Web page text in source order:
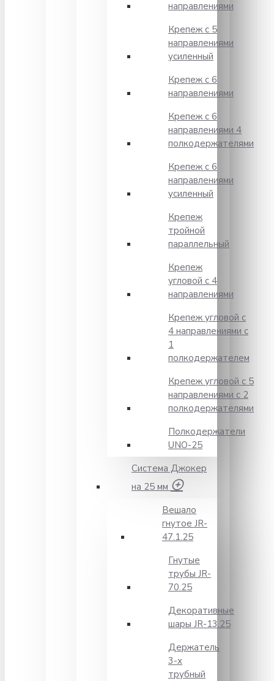
направлениями
Крепеж с 5
направлениями
усиленный
Крепеж с 6
направлениями
Крепеж с 6
направлениями 4
полкодержателями
Крепеж с 6
направлениями
усиленный
Крепеж
тройной
параллельный
Крепеж
угловой с 4
направлениями
Крепеж угловой с
4 направлениями с
1
полкодержателем
Крепеж угловой с 5
направлениями с 2
полкодержателями
Полкодержатели
UNO-25
Система Джокер
на 25 мм
Вешало
гнутое JR-
47.1.25
Гнутые
трубы JR-
70.25
Декоративные
шары JR-13.25
Держатель
3-х
трубный